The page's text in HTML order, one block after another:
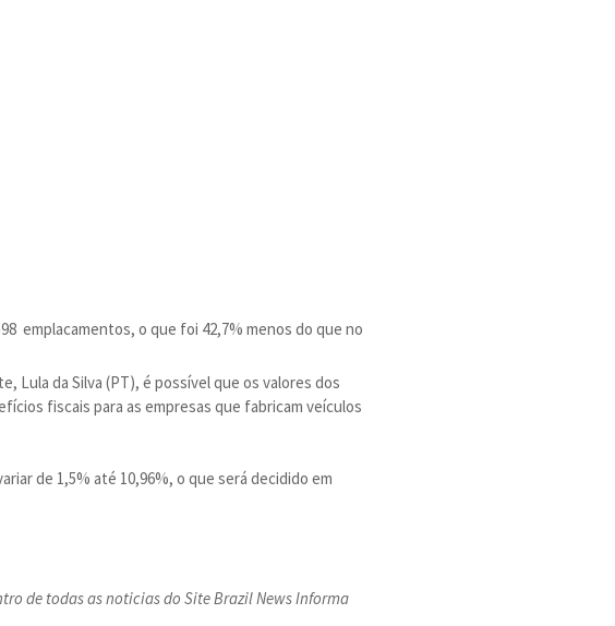
emplacamentos, o que foi 42,7% menos do que no
Lula da Silva (PT), é possível que os valores dos
fiscais para as empresas que fabricam veículos
de 1,5% até 10,96%, o que será decidido em
de todas as noticias do Site Brazil News Informa